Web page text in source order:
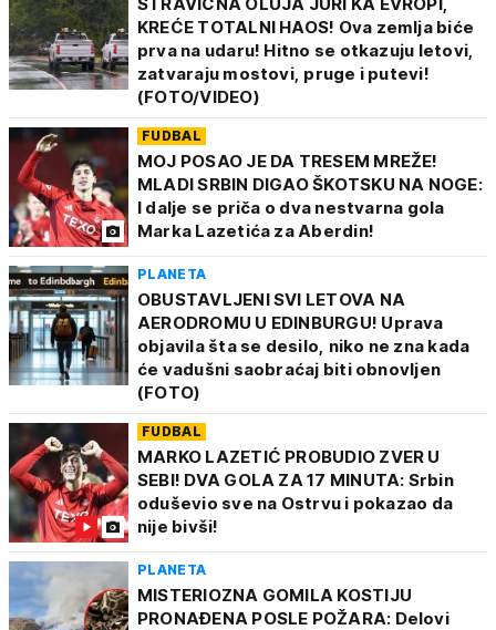
KREĆE TOTALNI HAOS! Ova zemlja biće
prva na udaru! Hitno se otkazuju letovi,
zatvaraju mostovi, pruge i putevi!
(FOTO/VIDEO)
FUDBAL
MOJ POSAO JE DA TRESEM MREŽE!
MLADI SRBIN DIGAO ŠKOTSKU NA NOGE:
I dalje se priča o dva nestvarna gola
Marka Lazetića za Aberdin!
PLANETA
OBUSTAVLJENI SVI LETOVA NA
AERODROMU U EDINBURGU! Uprava
objavila šta se desilo, niko ne zna kada
će vadušni saobraćaj biti obnovljen
(FOTO)
FUDBAL
MARKO LAZETIĆ PROBUDIO ZVER U
SEBI! DVA GOLA ZA 17 MINUTA: Srbin
oduševio sve na Ostrvu i pokazao da
nije bivši!
PLANETA
MISTERIOZNA GOMILA KOSTIJU
PRONAĐENA POSLE POŽARA: Delovi